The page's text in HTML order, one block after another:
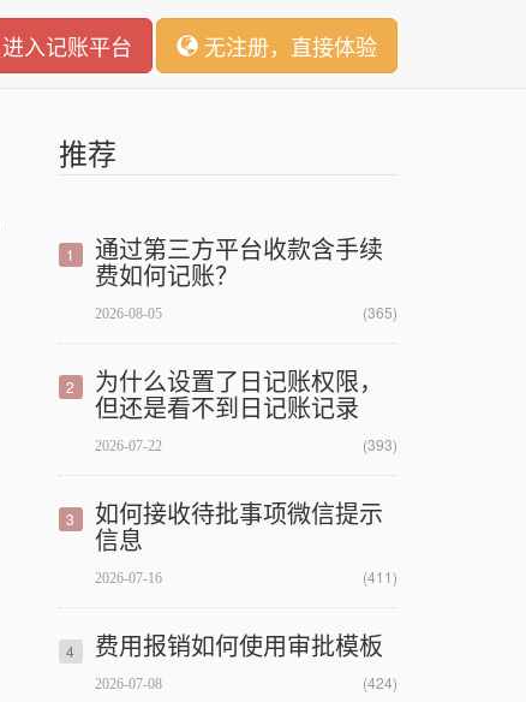
进入记账平台 无注册，直接体验
推荐
1 通过第三方平台收款含手续
费如何记账？
(365)
2026-08-05
2 为什么设置了日记账权限，
但还是看不到日记账记录
(393)
2026-07-22
3 如何接收待批事项微信提示
信息
(411)
2026-07-16
4 费用报销如何使用审批模板
(424)
2026-07-08